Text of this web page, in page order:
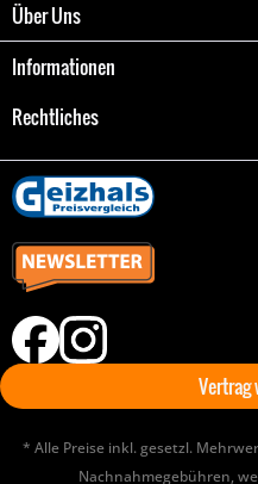
Über Uns
Informationen
Rechtliches
Vertrag
* Alle Preise inkl. gesetzl.
Nachnahmegebühren,